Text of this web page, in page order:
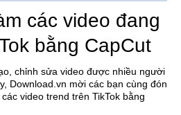
các video đang
bằng CapCut
chỉnh sửa video được nhiều người
Download.vn mời các bạn cùng đón
video trend trên TikTok bằng